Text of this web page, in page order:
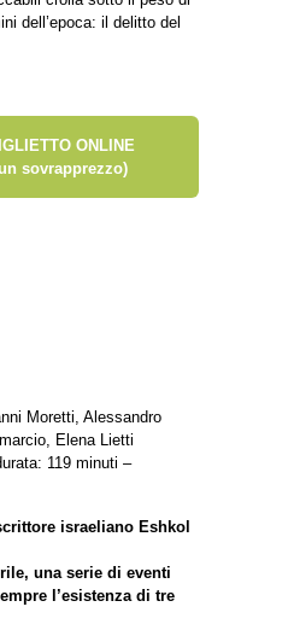
dell’epoca: il delitto del
ONLINE
sovrapprezzo)
Moretti, Alessandro
Elena Lietti
119 minuti –
israeliano Eshkol
una serie di eventi
l’esistenza di tre